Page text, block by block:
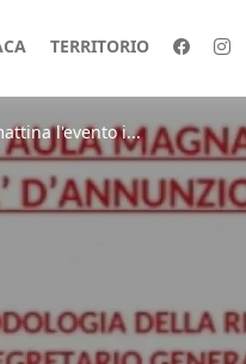
TERRITORIO
l'evento i...